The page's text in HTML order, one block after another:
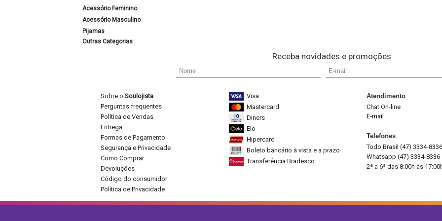
Acessório Feminino
Acessório Masculino
Pijamas
Outras Categorias
Receba novidades e promoções
Sobre o Soulojista
Perguntas frequentes
Política de Vendas
Entrega
Formas de Pagamento
Segurança e Privacidade
Como Comprar
Devoluções
Código do consumidor
Política de Privacidade
Visa
Mastercard
Diners
Elo
Hipercard
Boleto bancário à vista e a prazo
Transferência Bradesco
Atendimento
Chat On-line
E-mail
Telefones
Todo Brasil (47) 3334-8336
Whatsapp (47) 3334-8336
2ª a 6ª das 8:00h às